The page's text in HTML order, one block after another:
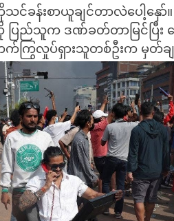
င်ခန်းစာယူချင်တာလဲပေါ့နှေ
ြည်သူက ဒဏ်ခတ်တာမြင်ပြီး
က်ကြွလှုပ်ရှားသူတစ်ဦးက မှတ်